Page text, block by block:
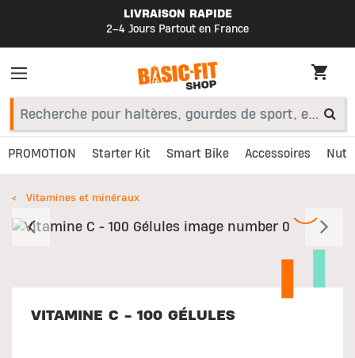
LIVRAISON RAPIDE
2–4 Jours Partout en France
PROMOTION Starter Kit Smart Bike Accessoires
Vitamines et minéraux
Précédent
VITAMINE C - 100 GÉLULES